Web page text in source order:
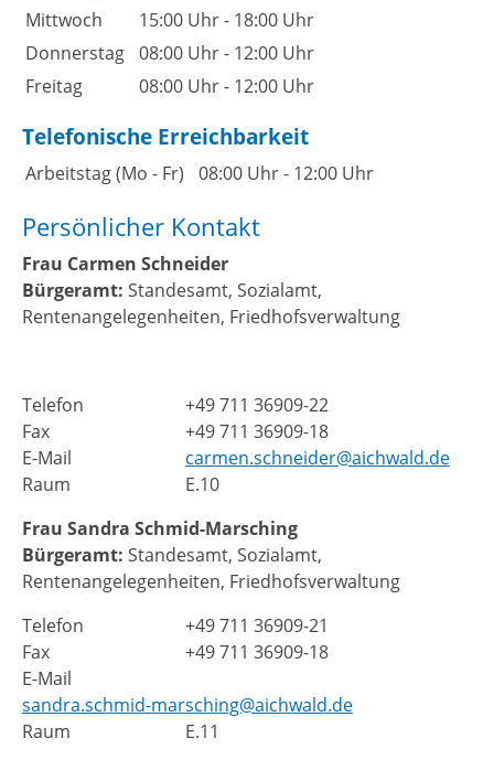
Mittwoch
15:00 Uhr- 18:00 Uhr
Donnerstag 08:00 Uhr- 12:00 Uhr
Freitag
08:00 Uhr- 12:00 Uhr
Telefonische Erreichbarkeit
Arbeitstag (Mo - Fr) 08:00 Uhr- 12:00 Uhr
Persönlicher Kontakt
Frau Carmen Schneider
Bürgeramt: Standesamt, Sozialamt,
Rentenangelegenheiten, Friedhofsverwaltung
Telefon
+49 711 36909-22
Fax
+49 711 36909-18
E-Mail
carmen.schneider@aichwald.de
Raum
E.10
Frau Sandra Schmid-Marsching
Bürgeramt: Standesamt, Sozialamt,
Rentenangelegenheiten, Friedhofsverwaltung
Telefon
+49 711 36909-21
Fax
+49 711 36909-18
E-Mail
sandra.schmid-marsching@aichwald.de
Raum
E.11